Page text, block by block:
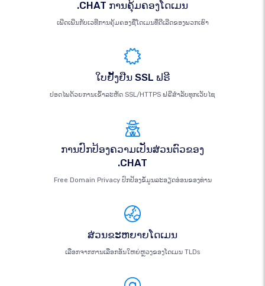
.CHAT ການຄຸ້ມຄອງໂດເມນ
ເພີດເພີນກັບເວທີການຄຸ້ມຄອງຊື່ໂດເມນທີ່ດີເລີດຂອງພວກເຮົາ
ໃບຢັ້ງຢືນ SSL ຟຣີ
ປອດໄພດ້ວຍການເຂົ້າລະຫັດ SSL/HTTPS ຟຣີສຳລັບທຸກເວັບໄຊ
ການປົກປ້ອງຄວາມເປັນສ່ວນຕົວຂອງ
.CHAT
Free Domain Privacy ປົກປ້ອງຂໍ້ມູນລະອຽດອ່ອນຂອງທ່ານ
ສ່ວນຂະຫຍາຍໂດເມນ
ເລືອກຈາກການເລືອກອັນໃຫຍ່ຫຼວງຂອງໂດເມນ TLDs